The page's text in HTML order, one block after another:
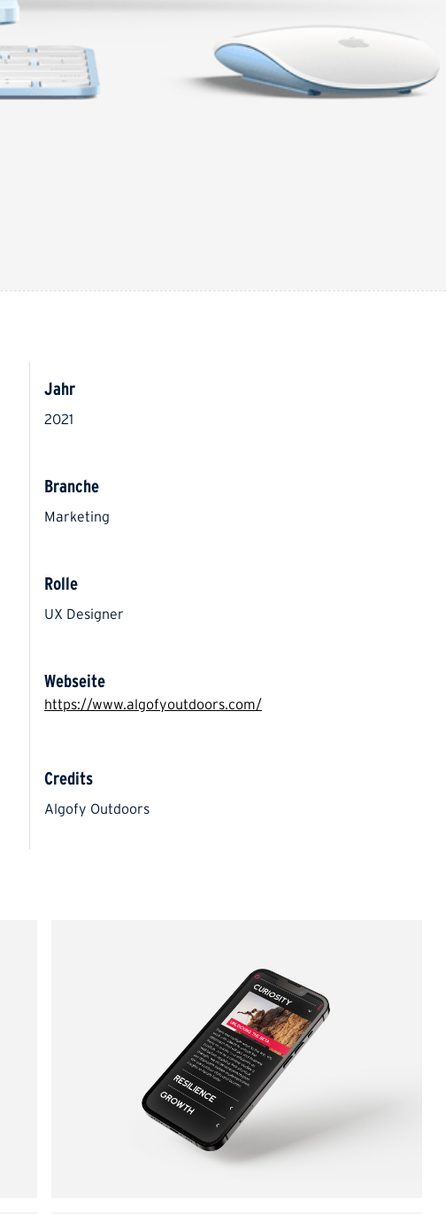
Jahr
2021
Branche
Marketing
Rolle
UX Designer
Webseite
https://www.algofyoutdoors.com/
Credits
Algofy Outdoors